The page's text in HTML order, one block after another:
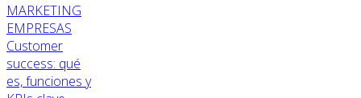
MARKETING
EMPRESAS
Customer
success: qué
es, funciones y